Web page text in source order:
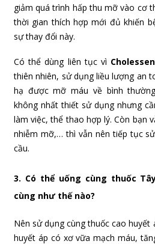
giảm quá trình hấp thu mỡ vào cơ
thời gian thích hợp mới đủ khiến
sự thay đổi này.
Có thể dùng liên tục vìCholessen
thiên nhiên, sử dụng liều lượng an
hạ được mỡ máu về bình
không nhất thiết sử dụng nhưng
làm việc, thể thao hợp lý. Còn bạn
nhiễm mỡ,… thì vẫn nên tiếp tục
cầu.
3. Có thể uống cùng thuốc
cùng như thế nào?
Nên sử dụng cùng thuốc cao huyết
huyết áp có xơ vữa mạch máu,